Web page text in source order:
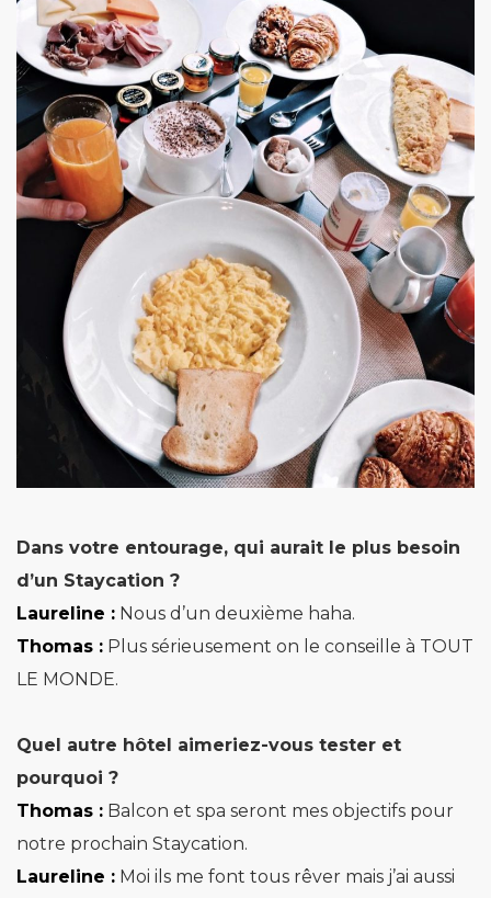
Dans votre entourage, qui aurait le plus besoin
d’un Staycation ?
Laureline : Nous d’un deuxième haha.
Thomas : Plus sérieusement on le conseille à TOUT
LE MONDE.
Quel autre hôtel aimeriez-vous tester et
pourquoi ?
Thomas : Balcon et spa seront mes objectifs pour
notre prochain Staycation.
Laureline : Moi ils me font tous rêver mais j’ai aussi